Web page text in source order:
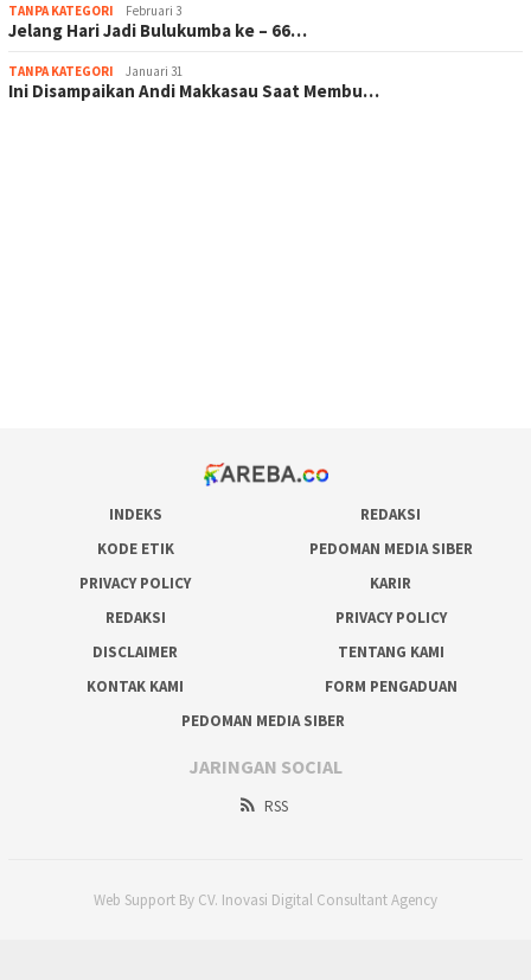
TANPA KATEGORI Februari 3
Jelang Hari Jadi Bulukumba ke – 66…
TANPA KATEGORI Januari 31
Ini Disampaikan Andi Makkasau Saat Membu…
INDEKS
REDAKSI
KODE ETIK
PEDOMAN MEDIA SIBER
PRIVACY POLICY
KARIR
REDAKSI
PRIVACY POLICY
DISCLAIMER
TENTANG KAMI
KONTAK KAMI
FORM PENGADUAN
PEDOMAN MEDIA SIBER
JARINGAN SOCIAL
RSS
Web Support By CV. Inovasi Digital Consultant Agency